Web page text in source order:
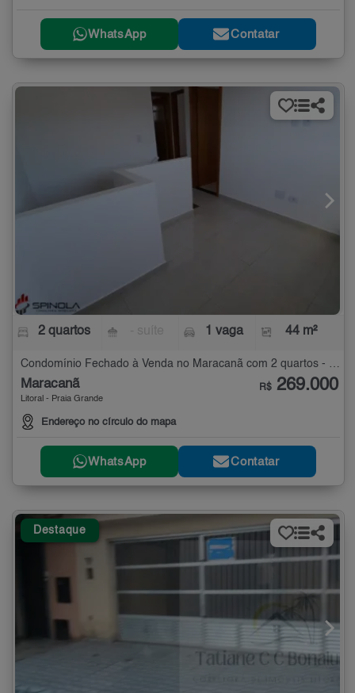
WhatsApp Contatar
2 quartos 1 vaga 44 m²
Condomínio Fechado à Venda no Maracanã com 2 quartos - 44 m²
Maracanã
Litoral - Praia Grande
Endereço no círculo do mapa
R$ 269.000
WhatsApp Contatar
Destaque